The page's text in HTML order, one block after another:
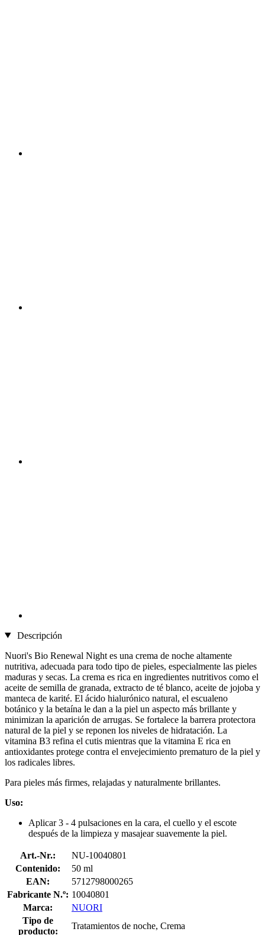
Descripción
Nuori's Bio Renewal Night es una crema de noche altamente
nutritiva, adecuada para todo tipo de pieles, especialmente las pieles
maduras y secas. La crema es rica en ingredientes nutritivos como el
aceite de semilla de granada, extracto de té blanco, aceite de jojoba y
manteca de karité. El ácido hialurónico natural, el escualeno
botánico y la betaína le dan a la piel un aspecto más brillante y
minimizan la aparición de arrugas. Se fortalece la barrera protectora
natural de la piel y se reponen los niveles de hidratación. La
vitamina B3 refina el cutis mientras que la vitamina E rica en
antioxidantes protege contra el envejecimiento prematuro de la piel y
los radicales libres.
Para pieles más firmes, relajadas y naturalmente brillantes.
Uso:
Aplicar 3 - 4 pulsaciones en la cara, el cuello y el escote
después de la limpieza y masajear suavemente la piel.
Art.-Nr.:
NU-10040801
Contenido:
50 ml
EAN:
5712798000265
Fabricante N.º: 10040801
Marca:
NUORI
Tipo de
producto:
Tratamientos de noche, Crema